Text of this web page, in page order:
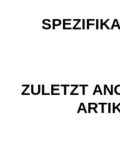
ZULETZT